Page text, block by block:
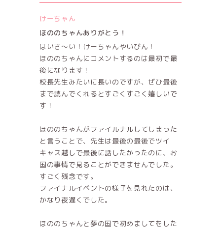
けーちゃん
ほののちゃんありがとう！
はいさ〜い！けーちゃんやいびん！
ほののちゃんにコメントするのは最初で最
後になります！
校長先生みたいに長いのですが、ぜひ最後
まで読んでくれるとすごくすごく嬉しいで
す！
ほののちゃんがファイルナルしてしまった
と言うことで、先生は最後の最後でツイ
キャス越しで最後に話したかったのに、お
国の事情で見ることができませんでした。
すごく残念です。
ファイナルイベントの様子を見れたのは、
かなり夜遅くでした。
ほののちゃんと夢の国で初めましてをした